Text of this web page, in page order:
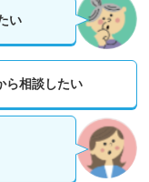
い
ら相談したい